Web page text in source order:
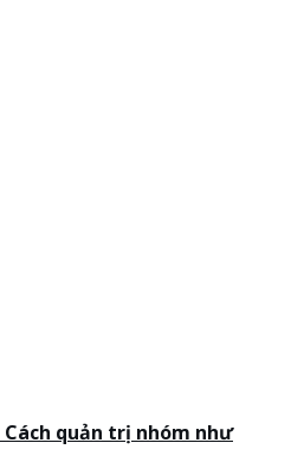
quản trị nhóm như